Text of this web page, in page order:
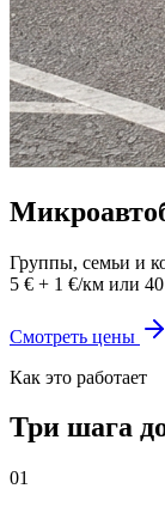
Группы, семьи и
5 € + 1 €/км или
Смотреть цены
Как это работает
Три шага
01